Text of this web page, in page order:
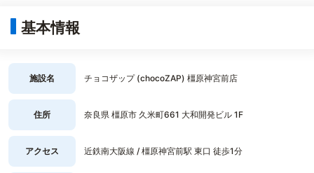
基本情報
施設名 チョコザップ (chocoZAP) 橿原神宮前店
住所 奈良県 橿原市 久米町661 大和開発ビル 1F
アクセス 近鉄南大阪線 / 橿原神宮前駅 東口 徒歩1分